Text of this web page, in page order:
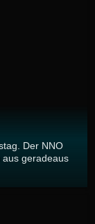
Der NNO
aus geradeaus